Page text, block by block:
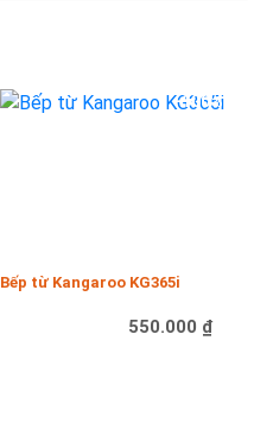
-100%
Bếp từ Kangaroo KG365i
550.000 ₫